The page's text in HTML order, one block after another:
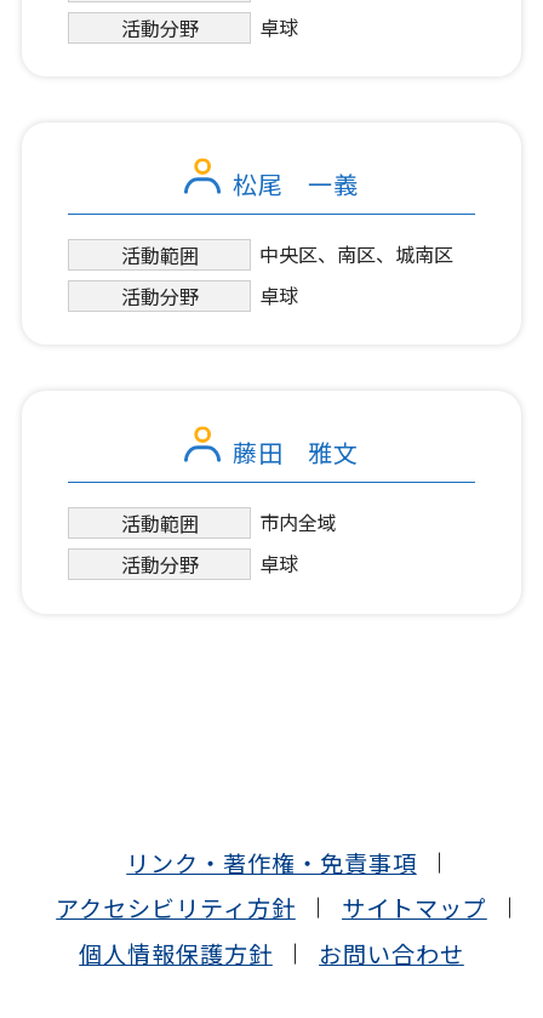
活動分野
卓球
松尾 一義
活動範囲
中央区、南区、城南区
活動分野
卓球
藤田 雅文
活動範囲
市内全域
活動分野
卓球
リンク・著作権・免責事項
アクセシビリティ方針
サイトマップ
個人情報保護方針
お問い合わせ